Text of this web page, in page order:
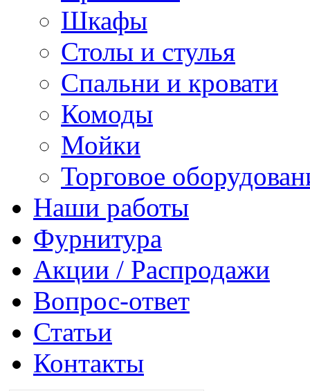
Шкафы
Столы и стулья
Спальни и кровати
Комоды
Мойки
Торговое
Наши работы
Фурнитура
Акции / Распродажи
Вопрос-ответ
Статьи
Контакты